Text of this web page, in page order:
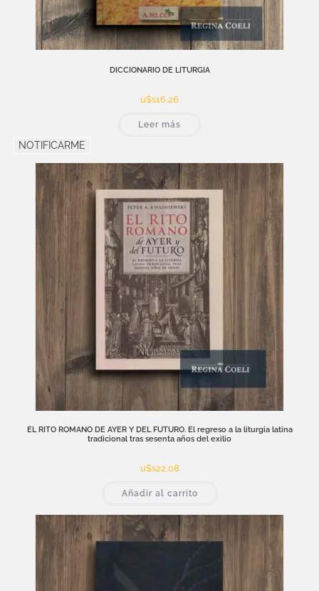
DICCIONARIO DE LITURGIA
u$s16,26
Leer más
NOTIFICARME
EL RITO ROMANO DE AYER Y DEL FUTURO. El regreso a la liturgia latina
tradicional tras sesenta años del exilio
u$s22,08
Añadir al carrito